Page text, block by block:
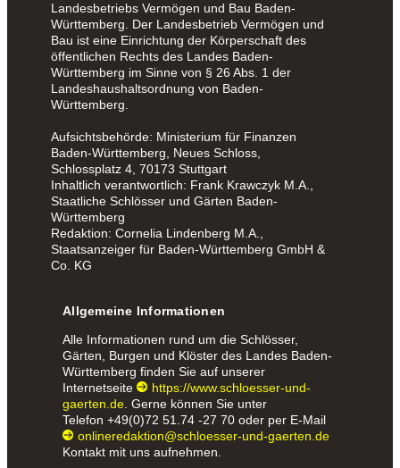
Landesbetriebs Vermögen und Bau Baden-
Württemberg. Der Landesbetrieb Vermögen und
Bau ist eine Einrichtung der Körperschaft des
öffentlichen Rechts des Landes Baden-
Württemberg im Sinne von § 26 Abs. 1 der
Landeshaushaltsordnung von Baden-
Württemberg.
Aufsichtsbehörde: Ministerium für Finanzen
Baden-Württemberg, Neues Schloss,
Schlossplatz 4, 70173 Stuttgart
Inhaltlich verantwortlich: Frank Krawczyk M.A.,
Staatliche Schlösser und Gärten Baden-
Württemberg
Redaktion: Cornelia Lindenberg M.A.,
Staatsanzeiger für Baden-Württemberg GmbH &
Co. KG
Allgemeine Informationen
Alle Informationen rund um die Schlösser,
Gärten, Burgen und Klöster des Landes Baden-
Württemberg finden Sie auf unserer
Internetseite
https://www.schloesser-und-
gaerten.de . Gerne können Sie unter
Telefon +49(0)72 51.74 -27 70 oder per E-Mail
onlineredaktion@schloesser-und-gaerten.de
Kontakt mit uns aufnehmen.